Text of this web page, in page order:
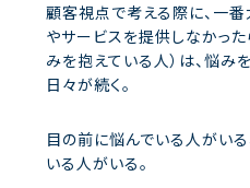
顧客視点で考える際に、一
やサービスを提供しなかっ
みを抱えている人）は、悩み
日々が続く。
目の前に悩んでいる人がい
いる人がいる。